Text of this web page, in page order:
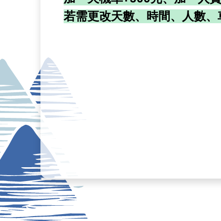
若需更改天數、時間、人數